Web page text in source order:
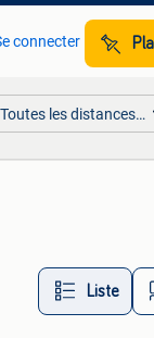
connecter
Toutes les distances…
Liste